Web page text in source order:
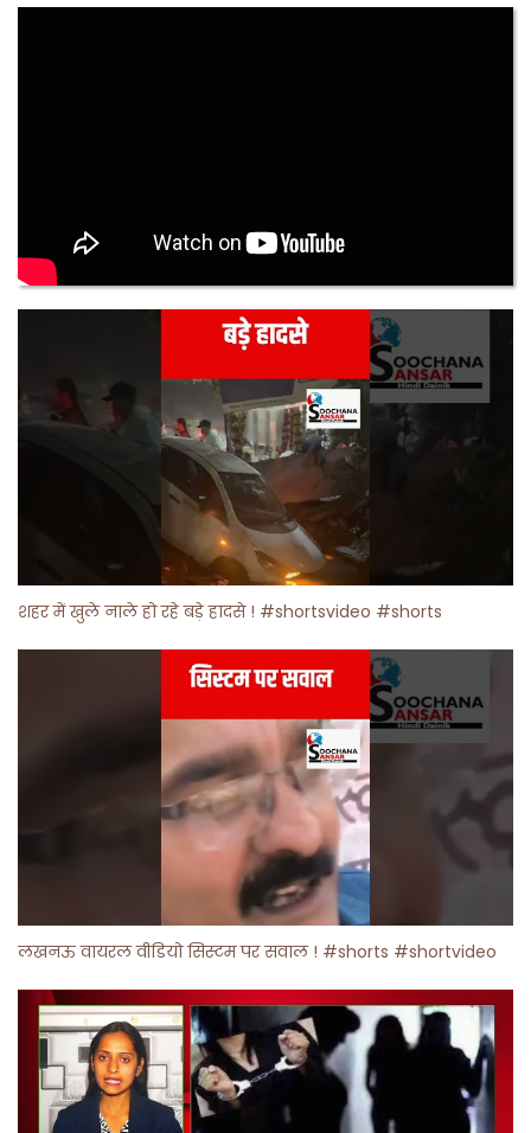
शहर में खुले नाले हो रहे बड़े हादसे ! #shortsvideo #shorts
लखनऊ वायरल वीडियो सिस्टम पर सवाल ! #shorts #shortvideo